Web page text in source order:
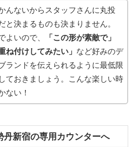
んないからスタッフさんに丸投
と決まるものも決まりません。
よいので、
「この形が素敵で」
ね付けしてみたい」 など好みのデ
ランドを伝えられるように最低限
ておきましょう。こんな楽しい時
ない！
新宿の専用カウンターへ